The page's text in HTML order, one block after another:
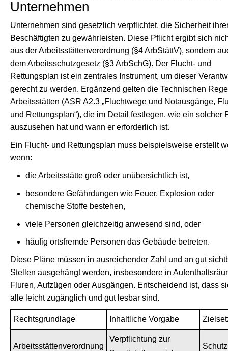
Unternehmen
Unternehmen sind gesetzlich verpflichtet, die Sicherheit
Beschäftigten zu gewährleisten. Diese Pflicht ergibt sich
aus der Arbeitsstättenverordnung (§4 ArbStättV), sondern
dem Arbeitsschutzgesetz (§3 ArbSchG). Der Flucht- und
Rettungsplan ist ein zentrales Instrument, um dieser
gerecht zu werden. Ergänzend gelten die Technischen
Arbeitsstätten (ASR A2.3 „Fluchtwege und Notausgänge,
und Rettungsplan“), die im Detail festlegen, wie ein solcher
auszusehen hat und wann er erforderlich ist.
Ein Flucht- und Rettungsplan muss beispielsweise erstellt
wenn:
die Arbeitsstätte groß oder unübersichtlich ist,
besondere Gefährdungen wie Feuer, Explosion oder
chemische Stoffe bestehen,
viele Personen gleichzeitig anwesend sind, oder
häufig ortsfremde Personen das Gebäude betreten.
Diese Pläne müssen in ausreichender Zahl und an gut
Stellen ausgehängt werden, insbesondere in
Fluren, Aufzügen oder Ausgängen. Entscheidend ist, dass
alle leicht zugänglich und gut lesbar sind.
Rechtsgrundlage Inhaltliche Vorgabe
Arbeitsstättenverordnung
Verpflichtung zur